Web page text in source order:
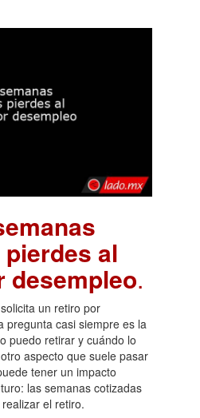
al
desempleo.
un retiro por
pregunta casi siempre es la
puedo retirar y cuándo lo
aspecto que suele pasar
tener un impacto
las semanas cotizadas
el retiro.